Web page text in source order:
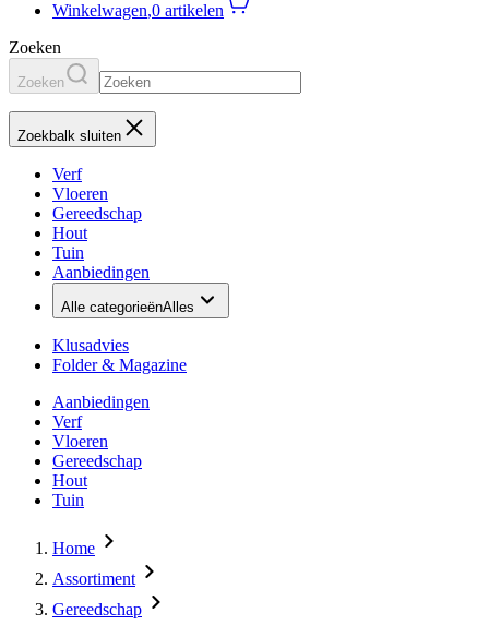
Winkelwagen,0 artikelen
Zoeken
Zoeken
Zoekbalk sluiten
Verf
Vloeren
Gereedschap
Hout
Tuin
Aanbiedingen
Alle categorieënAlles
Klusadvies
Folder & Magazine
Aanbiedingen
Verf
Vloeren
Gereedschap
Hout
Tuin
Home
Assortiment
Gereedschap